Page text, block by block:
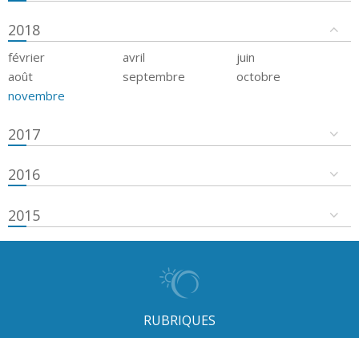
2018
février avril
juin
août
septembre
octobre
novembre
2017
2016
2015
RUBRIQUES